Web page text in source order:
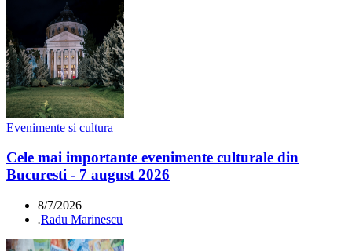
Evenimente si cultura
Cele mai importante evenimente culturale din
Bucuresti - 7 august 2026
8/7/2026
.Radu Marinescu